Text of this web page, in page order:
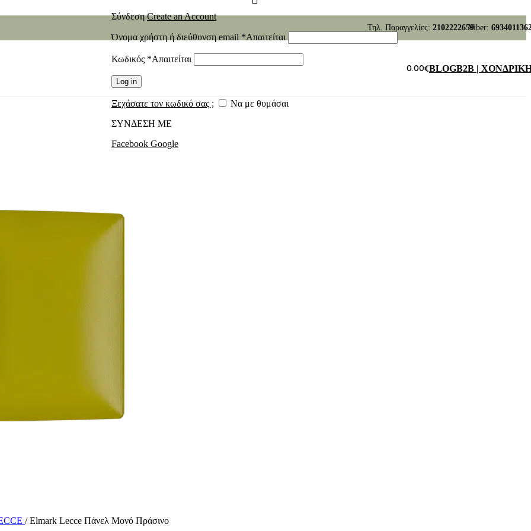
Τηλ. Παραγγελίες: 2102222659Viber:
ΣύνδεσηCreate an Account
Όνομα χρήστη ή διεύθυνση email *Απαιτείται
Κωδικός *Απαιτείται
Log in
Ξεχάσατε τον κωδικό σας ;
Να με θυμάσαι
ΣΥΝΔΕΣΗ ΜΕ
Facebook Google
0.00€BLOGB2B |
/ Elmark Lecce Πάνελ Μονό Πράσινο